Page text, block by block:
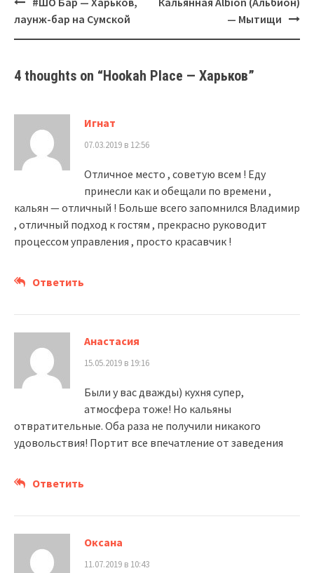
navigation
лаунж-бар на Сумской
— Мытищи
4 thoughts on “Hookah Place — Харьков”
Игнат
07.03.2019 в 12:56
Отличное место , советую всем ! Еду
принесли как и обещали по времени ,
кальян — отличный ! Больше всего запомнился Владимир
, отличный подход к гостям , прекрасно руководит
процессом управления , просто красавчик !
Ответить
Анастасия
15.05.2019 в 19:16
Были у вас дважды) кухня супер,
атмосфера тоже! Но кальяны
отвратительные. Оба раза не получили никакого
удовольствия! Портит все впечатление от заведения
Ответить
Оксана
11.07.2019 в 10:43